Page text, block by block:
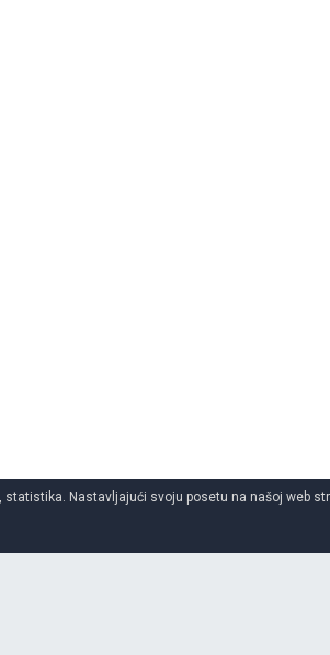
Nastavljajući svoju posetu na našoj web